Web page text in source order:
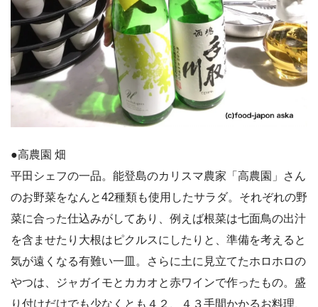
●高農園 畑
平田シェフの一品。能登島のカリスマ農家「高農園」さん
のお野菜をなんと42種類も使用したサラダ。それぞれの野
菜に合った仕込みがしてあり、例えば根菜は七面鳥の出汁
を含ませたり大根はピクルスにしたりと、準備を考えると
気が遠くなる有難い一皿。さらに土に見立てたホロホロの
やつは、ジャガイモとカカオと赤ワインで作ったもの。盛
り付けだけでも少なくとも４２、４３手間かかるお料理、